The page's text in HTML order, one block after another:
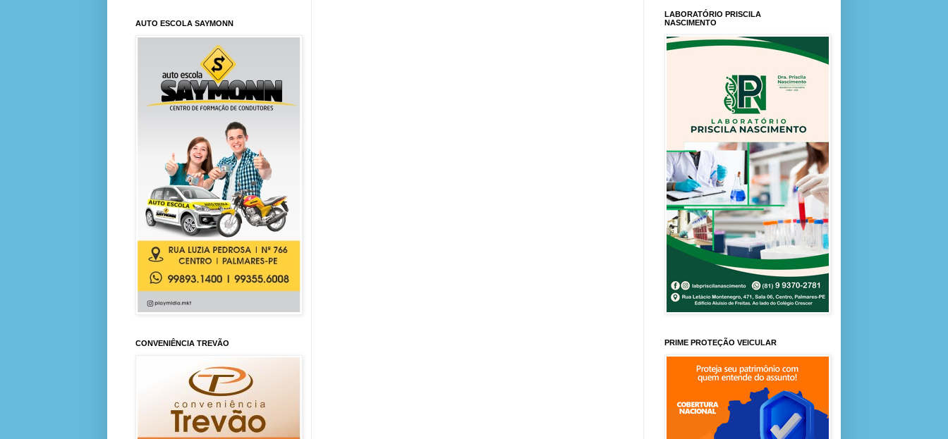
AUTO ESCOLA SAYMONN
CONVENIÊNCIA TREVÃO
LABORATÓRIO PRISCILA
NASCIMENTO
PRIME PROTEÇÃO VEICULAR